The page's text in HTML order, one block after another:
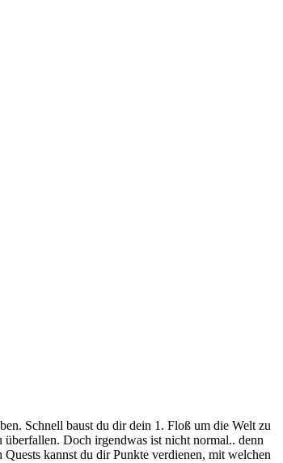
Schnell baust du dir dein 1. Floß um die Welt zu
überfallen. Doch irgendwas ist nicht normal.. denn
kannst du dir Punkte verdienen, mit welchen